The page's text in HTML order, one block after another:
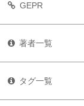
GEPR
著者一覧
タグ一覧